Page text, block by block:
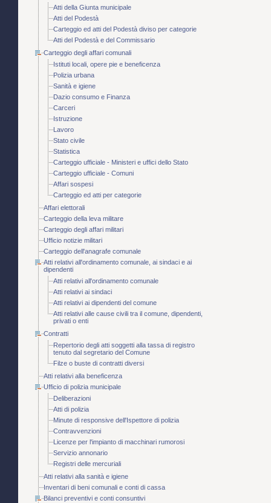
Atti della Giunta municipale
Atti del Podestà
Carteggio ed atti del Podestà diviso per categorie
Atti del Podestà e del Commissario
Carteggio degli affari comunali
Istituti locali, opere pie e beneficenza
Polizia urbana
Sanità e igiene
Dazio consumo e Finanza
Carceri
Istruzione
Lavoro
Stato civile
Statistica
Carteggio ufficiale - Ministeri e uffici dello Stato
Carteggio ufficiale - Comuni
Affari sospesi
Carteggio ed atti per categorie
Affari elettorali
Carteggio della leva militare
Carteggio degli affari militari
Ufficio notizie militari
Carteggio dell'anagrafe comunale
Atti relativi all'ordinamento comunale, ai sindaci e ai
dipendenti
Atti relativi all'ordinamento comunale
Atti relativi ai sindaci
Atti relativi ai dipendenti del comune
Atti relativi alle cause civili tra il comune, dipendenti,
privati o enti
Contratti
Repertorio degli atti soggetti alla tassa di registro
tenuto dal segretario del Comune
Filze o buste di contratti diversi
Atti relativi alla beneficenza
Ufficio di polizia municipale
Deliberazioni
Atti di polizia
Minute di responsive dell'Ispettore di polizia
Contravvenzioni
Licenze per l'impianto di macchinari rumorosi
Servizio annonario
Registri delle mercuriali
Atti relativi alla sanità e igiene
Inventari di beni comunali e conti di cassa
Bilanci preventivi e conti consuntivi